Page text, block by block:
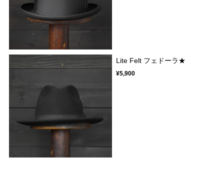
Lite Felt フェドーラ★
¥5,900